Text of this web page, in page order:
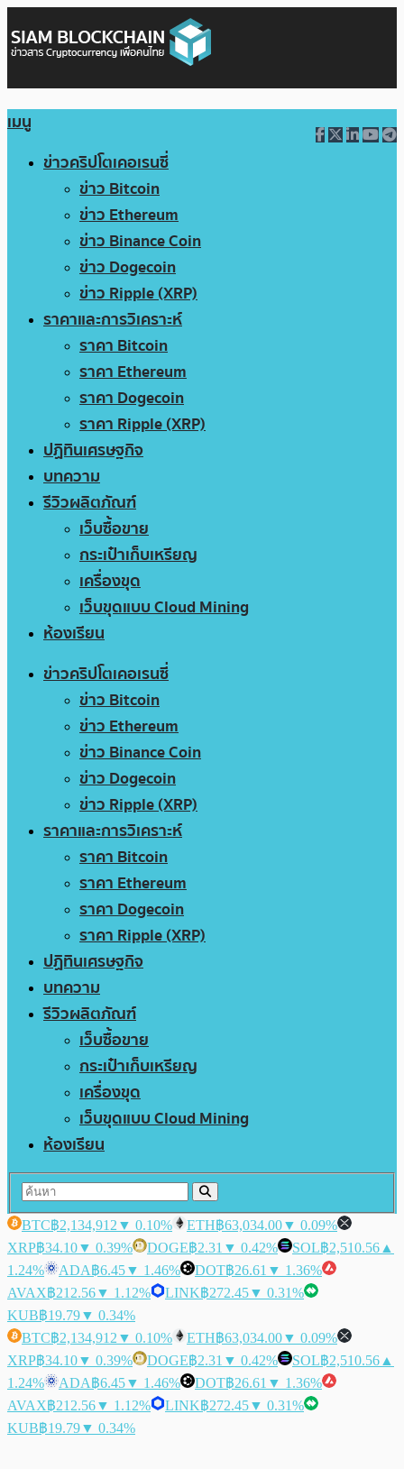
เมนู
ข่าวคริปโตเคอเรนซี่
ข่าว Bitcoin
ข่าว Ethereum
ข่าว Binance Coin
ข่าว Dogecoin
ข่าว Ripple (XRP)
ราคาและการวิเคราะห์
ราคา Bitcoin
ราคา Ethereum
ราคา Dogecoin
ราคา Ripple (XRP)
ปฏิทินเศรษฐกิจ
บทความ
รีวิวผลิตภัณฑ์
เว็บซื้อขาย
กระเป๋าเก็บเหรียญ
เครื่องขุด
เว็บขุดแบบ Cloud Mining
ห้องเรียน
ข่าวคริปโตเคอเรนซี่
ข่าว Bitcoin
ข่าว Ethereum
ข่าว Binance Coin
ข่าว Dogecoin
ข่าว Ripple (XRP)
ราคาและการวิเคราะห์
ราคา Bitcoin
ราคา Ethereum
ราคา Dogecoin
ราคา Ripple (XRP)
ปฏิทินเศรษฐกิจ
บทความ
รีวิวผลิตภัณฑ์
เว็บซื้อขาย
กระเป๋าเก็บเหรียญ
เครื่องขุด
เว็บขุดแบบ Cloud Mining
ห้องเรียน
BTC฿2,134,912 ▼ 0.10% ETH฿63,034.00▼ 0.09%
XRP฿34.10▼ 0.39% DOGE฿2.31 ▼ 0.42% SOL฿2,510.56 ▲
1.24%
ADA฿6.45▼ 1.46% DOT฿26.61 ▼ 1.36%
AVAX฿212.56▼ 1.12% LINK฿272.45▼ 0.31%
KUB฿19.79▼ 0.34%
BTC฿2,134,912 ▼ 0.10% ETH฿63,034.00▼ 0.09%
XRP฿34.10▼ 0.39% DOGE฿2.31 ▼ 0.42% SOL฿2,510.56 ▲
1.24%
ADA฿6.45▼ 1.46% DOT฿26.61 ▼ 1.36%
AVAX฿212.56▼ 1.12% LINK฿272.45▼ 0.31%
KUB฿19.79▼ 0.34%